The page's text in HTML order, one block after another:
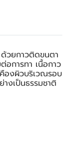
วยกาวติดขนตา
อการทา เนื้อกาว
คืองผิวบริเวณรอบ
งเป็นธรรมชาติ